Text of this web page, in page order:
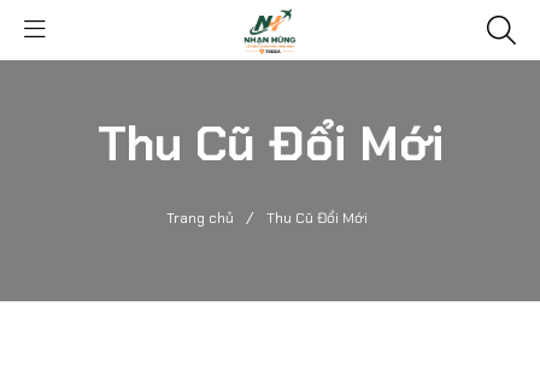
Thu Cũ Đổi Mới
Trang chủ / Thu Cũ Đổi Mới